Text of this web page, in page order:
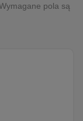
pola są